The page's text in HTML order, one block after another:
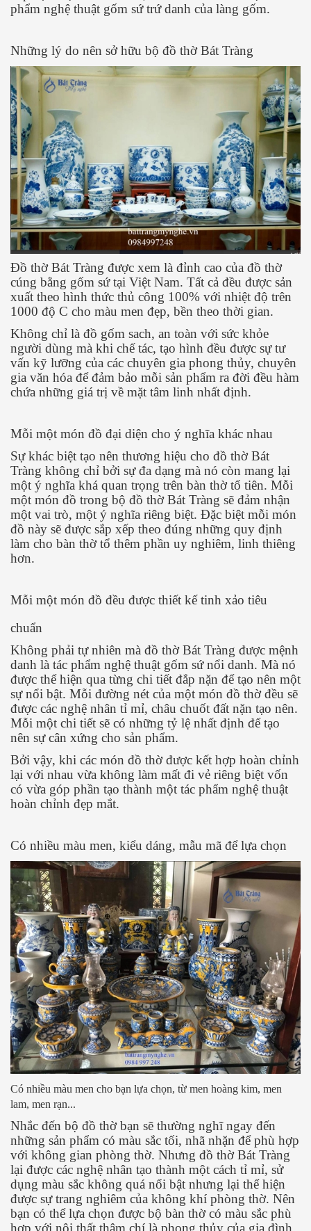
phẩm nghệ thuật gốm sứ trứ danh của làng gốm.
Những lý do nên sở hữu bộ đồ thờ Bát Tràng
Đồ thờ Bát Tràng được xem là đỉnh cao của đồ thờ
cúng bằng gốm sứ tại Việt Nam. Tất cả đều được sản
xuất theo hình thức thủ công 100% với nhiệt độ trên
1000 độ C cho màu men đẹp, bền theo thời gian.
Không chỉ là đồ gốm sach, an toàn với sức khỏe
người dùng mà khi chế tác, tạo hình đều được sự tư
vấn kỹ lưỡng của các chuyên gia phong thủy, chuyên
gia văn hóa để đảm bảo mỗi sản phẩm ra đời đều hàm
chứa những giá trị về mặt tâm linh nhất định.
Mỗi một món đồ đại diện cho ý nghĩa khác nhau
Sự khác biệt tạo nên thương hiệu cho đồ thờ Bát
Tràng không chỉ bởi sự đa dạng mà nó còn mang lại
một ý nghĩa khá quan trọng trên bàn thờ tổ tiên. Mỗi
một món đồ trong bộ đồ thờ Bát Tràng sẽ đảm nhận
một vai trò, một ý nghĩa riêng biệt. Đặc biệt mỗi món
đồ này sẽ được sắp xếp theo đúng những quy định
làm cho bàn thờ tổ thêm phần uy nghiêm, linh thiêng
hơn.
Mỗi một món đồ đều được thiết kế tinh xảo tiêu
chuẩn
Không phải tự nhiên mà đồ thờ Bát Tràng được mệnh
danh là tác phẩm nghệ thuật gốm sứ nổi danh. Mà nó
được thể hiện qua từng chi tiết đắp nặn để tạo nên một
sự nổi bật. Mỗi đường nét của một món đồ thờ đều sẽ
được các nghệ nhân tỉ mỉ, châu chuốt đất nặn tạo nên.
Mỗi một chi tiết sẽ có những tỷ lệ nhất định để tạo
nên sự cân xứng cho sản phẩm.
Bởi vậy, khi các món đồ thờ được kết hợp hoàn chỉnh
lại với nhau vừa không làm mất đi vẻ riêng biệt vốn
có vừa góp phần tạo thành một tác phẩm nghệ thuật
hoàn chỉnh đẹp mắt.
Có nhiều màu men, kiểu dáng, mẫu mã để lựa chọn
Có nhiều màu men cho bạn lựa chọn, từ men hoàng kim, men
lam, men rạn...
Nhắc đến bộ đồ thờ bạn sẽ thường nghĩ ngay đến
những sản phẩm có màu sắc tối, nhã nhặn để phù hợp
với không gian phòng thờ. Nhưng đồ thờ Bát Tràng
lại được các nghệ nhân tạo thành một cách tỉ mỉ, sử
dụng màu sắc không quá nổi bật nhưng lại thể hiện
được sự trang nghiêm của không khí phòng thờ. Nên
bạn có thể lựa chọn được bộ bàn thờ có màu sắc phù